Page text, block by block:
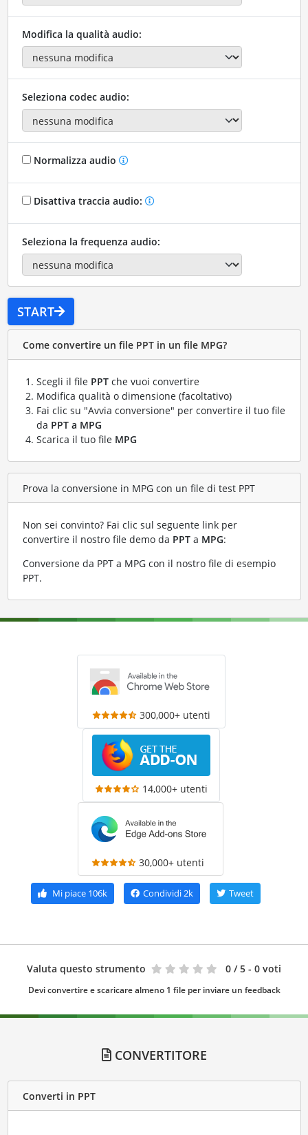
Modifica la qualità audio:
Seleziona codec audio:
Normalizza audio
Disattiva traccia audio:
Seleziona la frequenza audio:
START
Come convertire un file PPT in un file MPG?
Scegli il file PPTche vuoi convertire
Modifica qualità o dimensione (facoltativo)
Fai clic su "Avvia conversione" per convertire il tuo file
da PPT a MPG
Scarica il tuo file MPG
Prova la conversione in MPG con un file di test PPT
Non sei convinto? Fai clic sul seguente link per
convertire il nostro file demo da PPTa MPG:
Conversione da PPT a MPG con il nostro file di esempio
PPT.
300,000+ utenti
14,000+ utenti
30,000+ utenti
Mi piace 106k Condividi2k Tweet
Valuta questo strumento 0 / 5 - 0 voti
Devi convertire e scaricare almeno 1 file per inviare un feedback
CONVERTITORE
Converti in PPT